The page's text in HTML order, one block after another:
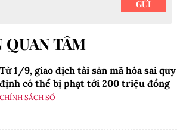
QUAN TÂM
Từ 1/9, giao dịch tài sản mã hóa sai quy
định có thể bị phạt tới 200 triệu đồng
CHÍNH SÁCH SỐ